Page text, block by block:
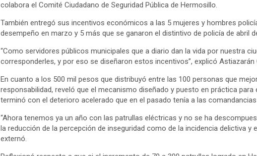
colabora el Comité Ciudadano de Seguridad Pública de Hermosillo.
También entregó sus incentivos económicos a las 5 mujeres y hombres
desempeño en marzo y 5 más que se ganaron el distintivo de policía de abril
“Como servidores públicos municipales que a diario dan la vida por nuestra
corresponderles, y por eso se diseñaron estos incentivos”, explicó Astiazarán
En cuanto a los 500 mil pesos que distribuyó entre las 100 personas que
responsabilidad, reveló que el mecanismo diseñado y puesto en práctica
terminó con el deterioro acelerado que en el pasado tenía a las
“Ahora tenemos ya un año con las patrullas eléctricas y no se ha
la reducción de la percepción de inseguridad como de la incidencia delictiva y
externó.